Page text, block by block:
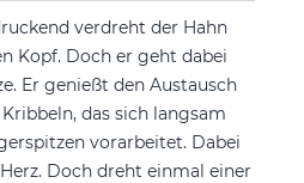
verdreht der Hahn
Kopf. Doch er geht dabei
Er genießt den Austausch
das sich langsam
vorarbeitet. Dabei
Doch dreht einmal einer